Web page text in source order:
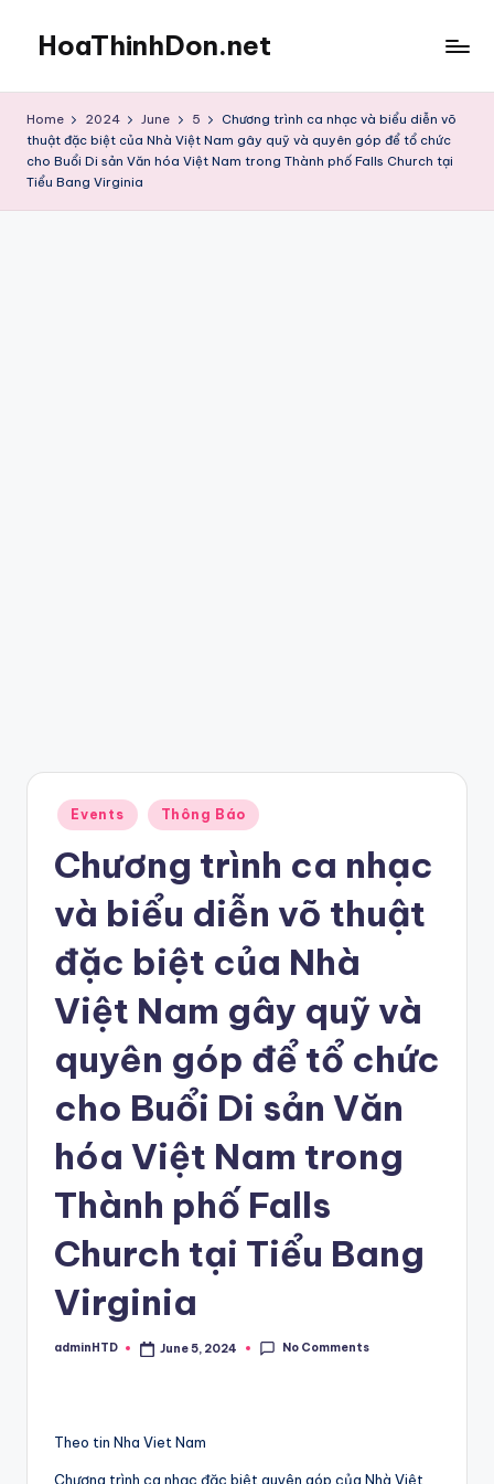
content
HoaThinhDon.net
in
Washington
D.C.
Metropolitan
Home 2024 June 5
Chương trình ca nhạc và biểu diễn võ
thuật đặc biệt của Nhà Việt Nam gây quỹ và quyên góp để tổ chức
cho Buổi Di sản Văn hóa Việt Nam trong Thành phố Falls Church tại
Tiểu Bang Virginia
Posted
in
Events Thông Báo
Chương trình ca nhạc
và biểu diễn võ thuật
đặc biệt của Nhà
Việt Nam gây quỹ và
quyên góp để tổ chức
cho Buổi Di sản Văn
hóa Việt Nam trong
Thành phố Falls
Church tại Tiểu Bang
Virginia
Posted
adminHTD June 5, 2024 No Comments
Theo tin Nha Viet Nam
Chương trình ca nhạc đặc biệt quyên góp của Nhà Việt